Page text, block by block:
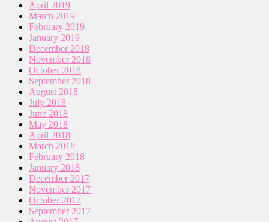
April 2019
March 2019
February 2019
January 2019
December 2018
November 2018
October 2018
September 2018
August 2018
July 2018
June 2018
May 2018
April 2018
March 2018
February 2018
January 2018
December 2017
November 2017
October 2017
September 2017